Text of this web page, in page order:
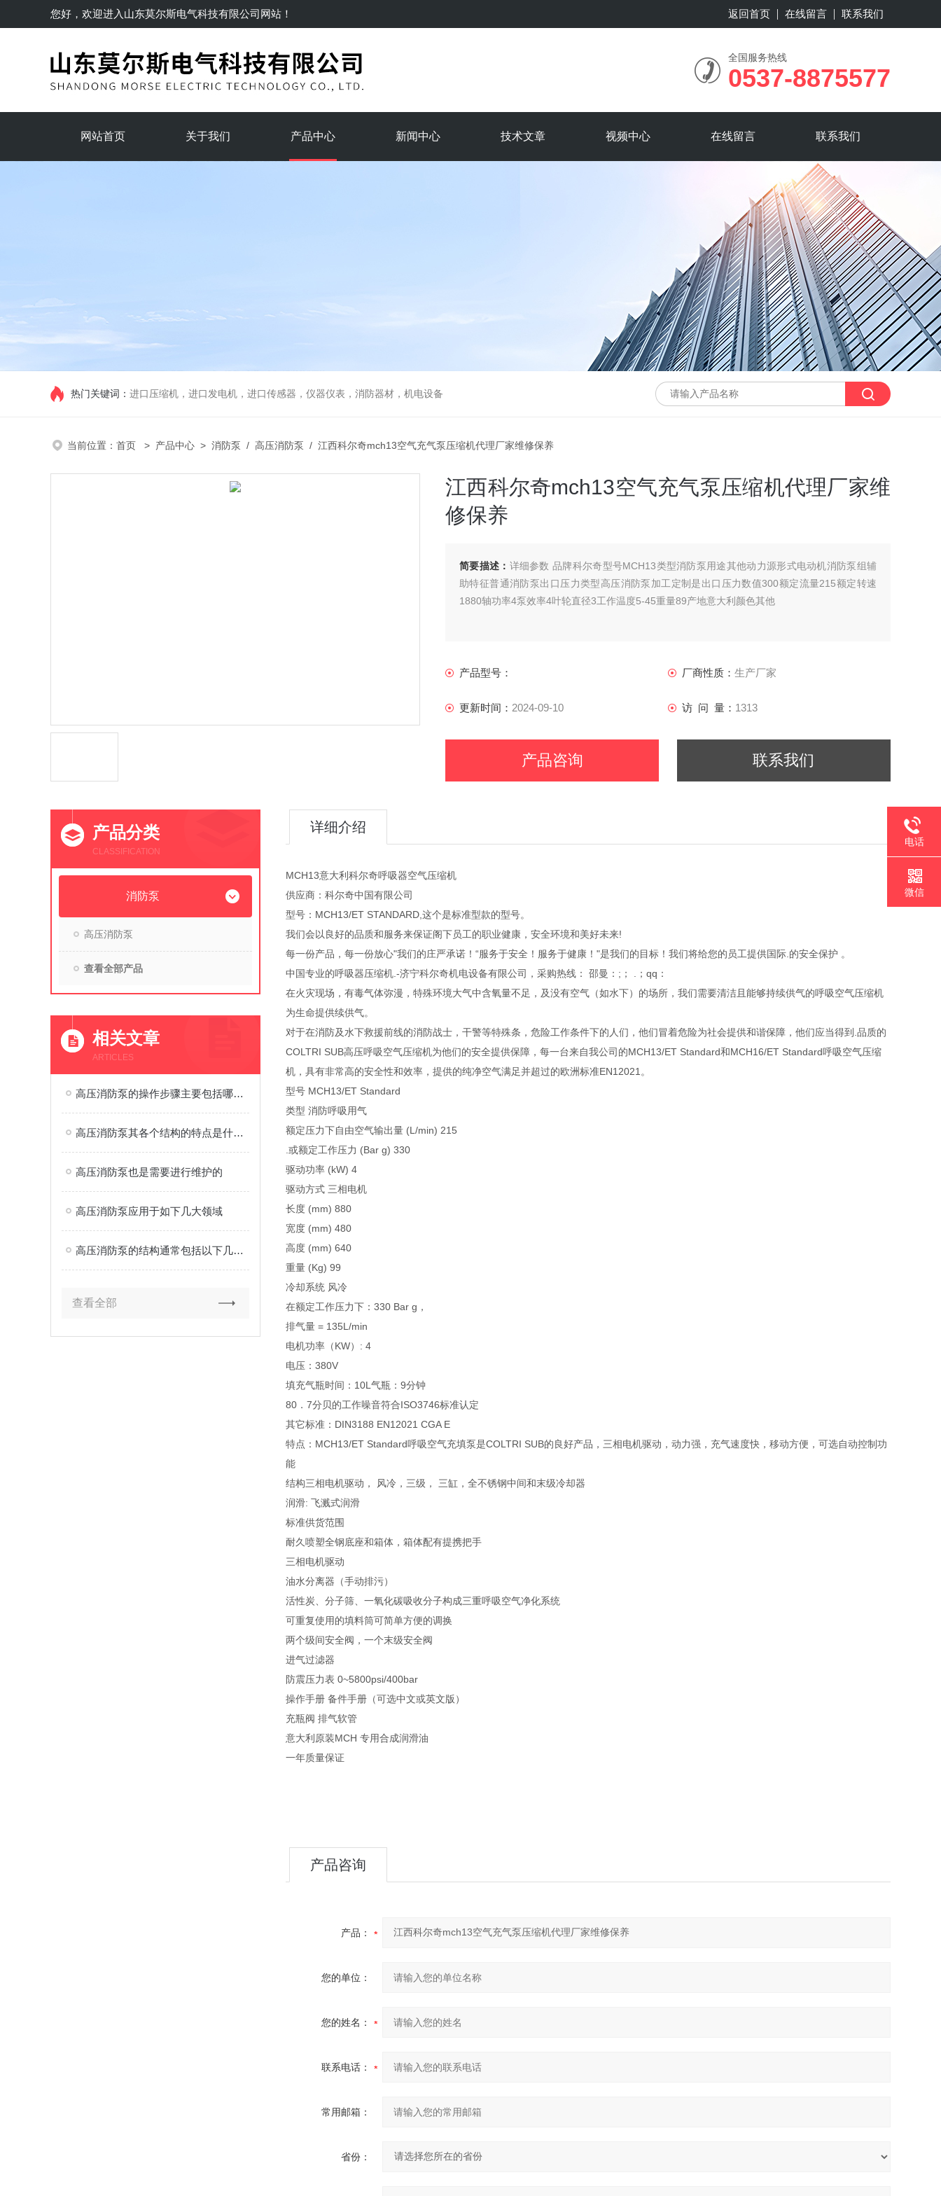
您好，欢迎进入 山东莫尔斯电气科技有限公司网站！ 返回首页 在线留言 联系我们
全国服务热线
0537-8875577
网站首页 关于我们 产品中心 新闻中心 技术文章 视频中心 在线留言 联系我们
热门关键词： 进口压缩机，进口发电机，进口传感器，仪器仪表，消防器材，机电设备
当前位置： 首页 > 产品中心 > 消防泵 / 高压消防泵 / 江西科尔奇mch13空气充气泵压缩机代理厂家维修保养
江西科尔奇mch13空气充气泵压缩机代理厂家维
修保养
简要描述： 详细参数 品牌科尔奇型号MCH13类型消防泵用途其他动力源形式电动机消防泵组辅
助特征普通消防泵出口压力类型高压消防泵加工定制是出口压力数值300额定流量215额定转速
1880轴功率4泵效率4叶轮直径3工作温度5-45重量89产地意大利颜色其他
产品型号： 厂商性质： 生产厂家
更新时间： 2024-09-10 访 问 量： 1313
产品咨询 联系我们
产品分类
CLASSIFICATION
消防泵
高压消防泵
查看全部产品
相关文章
ARTICLES
高压消防泵的操作步骤主要包括哪方面呢？
高压消防泵其各个结构的特点是什么？
高压消防泵也是需要进行维护的
高压消防泵应用于如下几大领域
高压消防泵的结构通常包括以下几个主要组成部分
查看全部
详细介绍
MCH13意大利科尔奇呼吸器空气压缩机
供应商：科尔奇中国有限公司
型号：MCH13/ET STANDARD,这个是标准型款的型号。
我们会以良好的品质和服务来保证阁下员工的职业健康，安全环境和美好未来!
每一份产品，每一份放心"我们的庄严承诺！“服务于安全！服务于健康！"是我们的目标！我们将给您的员工提供国际.的安全保护 。
中国专业的呼吸器压缩机.-济宁科尔奇机电设备有限公司，采购热线： 邵曼：;； .；qq：
在火灾现场，有毒气体弥漫，特殊环境大气中含氧量不足，及没有空气（如水下）的场所，我们需要清洁且能够持续供气的呼吸空气压缩机
为生命提供续供气。
对于在消防及水下救援前线的消防战士，干警等特殊条，危险工作条件下的人们，他们冒着危险为社会提供和谐保障，他们应当得到.品质的
COLTRI SUB高压呼吸空气压缩机为他们的安全提供保障，每一台来自我公司的MCH13/ET Standard和MCH16/ET Standard呼吸空气压缩
机，具有非常高的安全性和效率，提供的纯净空气满足并超过的欧洲标准EN12021。
型号 MCH13/ET Standard
类型 消防呼吸用气
额定压力下自由空气输出量 (L/min) 215
.或额定工作压力 (Bar g) 330
驱动功率 (kW) 4
驱动方式 三相电机
长度 (mm) 880
宽度 (mm) 480
高度 (mm) 640
重量 (Kg) 99
冷却系统 风冷
在额定工作压力下：330 Bar g，
排气量 = 135L/min
电机功率（KW）: 4
电压：380V
填充气瓶时间：10L气瓶：9分钟
80．7分贝的工作噪音符合ISO3746标准认定
其它标准：DIN3188 EN12021 CGA E
特点：MCH13/ET Standard呼吸空气充填泵是COLTRI SUB的良好产品，三相电机驱动，动力强，充气速度快，移动方便，可选自动控制功
能
结构三相电机驱动， 风冷，三级， 三缸，全不锈钢中间和末级冷却器
润滑: 飞溅式润滑
标准供货范围
耐久喷塑全钢底座和箱体，箱体配有提携把手
三相电机驱动
油水分离器（手动排污）
活性炭、分子筛、一氧化碳吸收分子构成三重呼吸空气净化系统
可重复使用的填料筒可简单方便的调换
两个级间安全阀，一个末级安全阀
进气过滤器
防震压力表 0~5800psi/400bar
操作手册 备件手册（可选中文或英文版）
充瓶阀 排气软管
意大利原装MCH 专用合成润滑油
一年质量保证
产品咨询
产品：
您的单位：
您的姓名：
联系电话：
常用邮箱：
省份：
电话
微信